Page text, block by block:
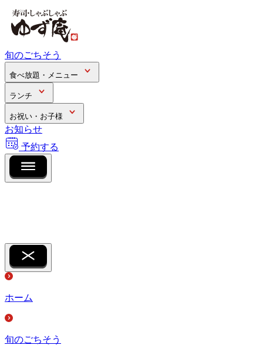
旬のごちそう
食べ放題・メニュー
ランチ
お祝い・お子様
お知らせ
予約する
ホーム
旬のごちそう